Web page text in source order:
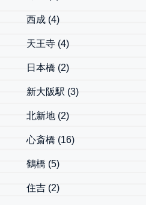
西成 (4)
天王寺 (4)
日本橋 (2)
新大阪駅 (3)
北新地 (2)
心斎橋 (16)
鶴橋 (5)
住吉 (2)